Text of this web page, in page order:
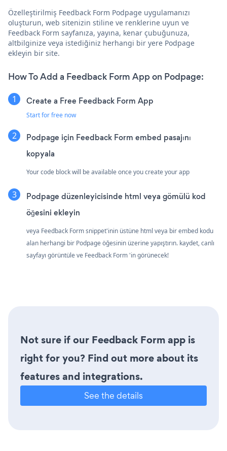
Özelleştirilmiş Feedback Form Podpage uygulamanızı
oluşturun, web sitenizin stiline ve renklerine uyun ve
Feedback Form sayfanıza, yayına, kenar çubuğunuza,
altbilginize veya istediğiniz herhangi bir yere Podpage
ekleyin bir site.
How To Add a Feedback Form App on Podpage:
Create a Free Feedback Form App
Start for free now
Podpage için Feedback Form embed pasajını
kopyala
Your code block will be available once you create your app
Podpage düzenleyicisinde html veya gömülü kod
öğesini ekleyin
veya Feedback Form snippet'inin üstüne html veya bir embed kodu
alan herhangi bir Podpage öğesinin üzerine yapıştırın. kaydet, canlı
sayfayı görüntüle ve Feedback Form 'in görünecek!
Not sure if our Feedback Form app is
right for you? Find out more about its
features and integrations.
See the details